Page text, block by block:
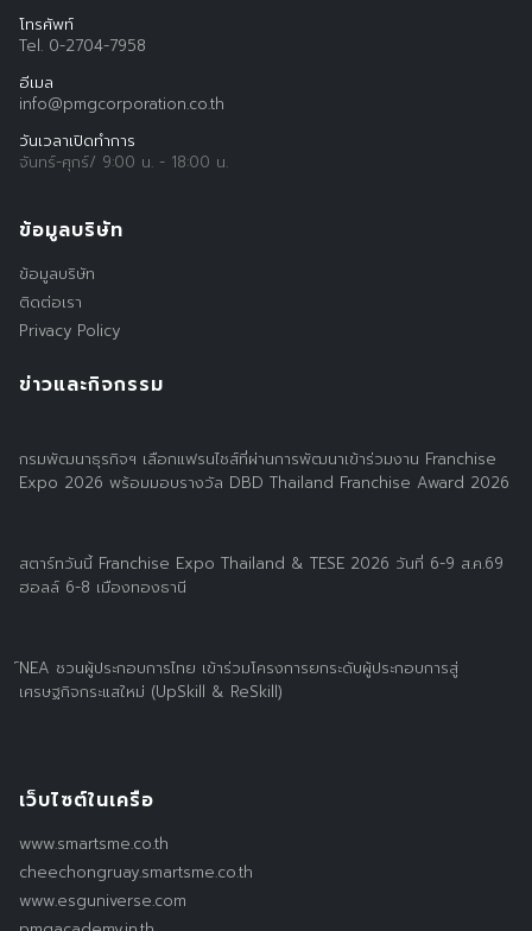
โทรศัพท์
Tel. 0-2704-7958
อีเมล
info@pmgcorporation.co.th
วันเวลาเปิดทำการ
จันทร์-ศุกร์/ 9:00 น. - 18:00 น.
ข้อมูลบริษัท
ข้อมูลบริษัท
ติดต่อเรา
Privacy Policy
ข่าวและกิจกรรม
กรมพัฒนาธุรกิจฯ เลือกแฟรนไชส์ที่ผ่านการพัฒนาเข้าร่วมงาน Franchise
Expo 2026 พร้อมมอบรางวัล DBD Thailand Franchise Award 2026
สตาร์ทวันนี้ Franchise Expo Thailand & TESE 2026 วันที่ 6-9 ส.ค.69
ฮอลล์ 6-8 เมืองทองธานี
์NEA ชวนผู้ประกอบการไทย เข้าร่วมโครงการยกระดับผู้ประกอบการสู่
เศรษฐกิจกระแสใหม่ (UpSkill & ReSkill)
เว็บไซต์ในเครือ
www.smartsme.co.th
cheechongruay.smartsme.co.th
www.esguniverse.com